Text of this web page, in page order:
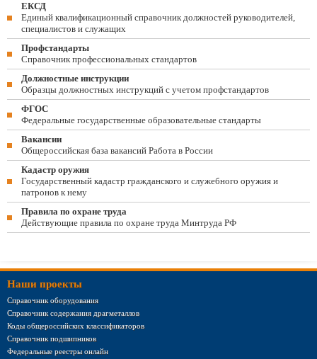
ЕКСД
Единый квалификационный справочник должностей руководителей,
специалистов и служащих
Профстандарты
Справочник профессиональных стандартов
Должностные инструкции
Образцы должностных инструкций с учетом профстандартов
ФГОС
Федеральные государственные образовательные стандарты
Вакансии
Общероссийская база вакансий Работа в России
Кадастр оружия
Государственный кадастр гражданского и служебного оружия и
патронов к нему
Правила по охране труда
Действующие правила по охране труда Минтруда РФ
Наши проекты
Справочник оборудования
Справочник содержания драгметаллов
Коды общероссийских классификаторов
Справочник подшипников
Федеральные реестры онлайн